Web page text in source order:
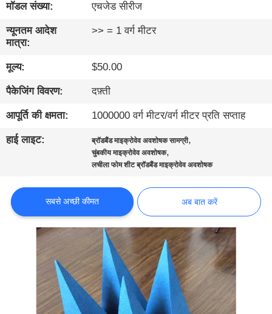
फ़ैक्टरी
दौरा
गुणवत्ता
नियंत्रण
हमसे
समाचार
साइटमैप
गोपनीयता
मॉडल संख्या: एचजेड सीरीज
न्यूनतम आदेश
मात्रा:
>> = 1 वर्ग मीटर
मूल्य: $50.00
पैकेजिंग विवरण: दफ़्ती
आपूर्ति की क्षमता: 1000000 वर्ग मीटर/वर्ग मीटर प्रति सप्ताह
हाई लाइट: ब्रॉडबैंड माइक्रोवेव अवशोषक सामग्री,
चुंबकीय माइक्रोवेव अवशोषक,
लचीला फोम शीट ब्रॉडबैंड माइक्रोवेव अवशोषक
सबसे अच्छी कीमत अब बात करें